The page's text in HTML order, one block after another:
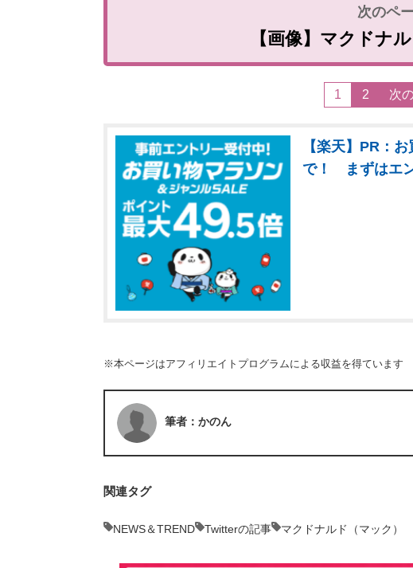
【画像】マクドナ
1 2 次
【楽天】PR：
で！ まずはエ
※本ページはアフィリエイトプログラムによる収益を得ています
筆者：かのん
関連タグ
NEWS＆TREND Twitterの記事 マクドナルド（マック）